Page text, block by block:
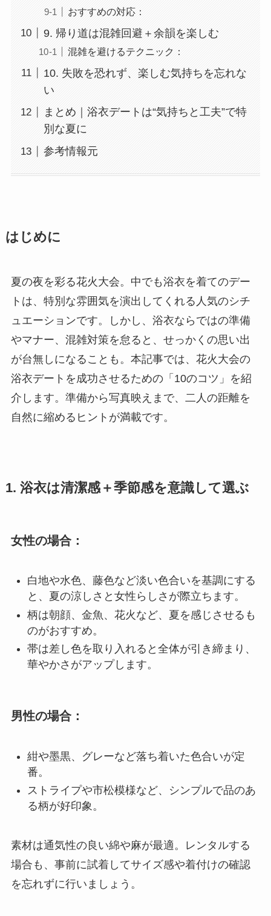
おすすめの対応：
9. 帰り道は混雑回避＋余韻を楽しむ
混雑を避けるテクニック：
10. 失敗を恐れず、楽しむ気持ちを忘れな
い
まとめ｜浴衣デートは“気持ちと工夫”で特
別な夏に
参考情報元
はじめに
夏の夜を彩る花火大会。中でも浴衣を着てのデー
トは、特別な雰囲気を演出してくれる人気のシチ
ュエーションです。しかし、浴衣ならではの準備
やマナー、混雑対策を怠ると、せっかくの思い出
が台無しになることも。本記事では、花火大会の
浴衣デートを成功させるための「10のコツ」を紹
介します。準備から写真映えまで、二人の距離を
自然に縮めるヒントが満載です。
1. 浴衣は清潔感＋季節感を意識して選ぶ
女性の場合：
白地や水色、藤色など淡い色合いを基調にする
と、夏の涼しさと女性らしさが際立ちます。
柄は朝顔、金魚、花火など、夏を感じさせるも
のがおすすめ。
帯は差し色を取り入れると全体が引き締まり、
華やかさがアップします。
男性の場合：
紺や墨黒、グレーなど落ち着いた色合いが定
番。
ストライプや市松模様など、シンプルで品のあ
る柄が好印象。
素材は通気性の良い綿や麻が最適。レンタルする
場合も、事前に試着してサイズ感や着付けの確認
を忘れずに行いましょう。